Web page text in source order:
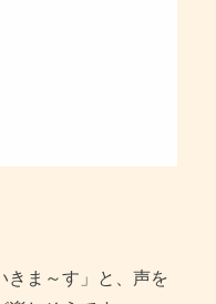
きま～す」と、声を